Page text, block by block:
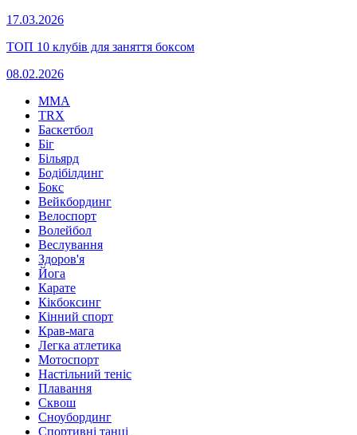
17.03.2026
ТОП 10 клубів для заняття боксом
08.02.2026
MMA
TRX
Баскетбол
Біг
Більярд
Бодібілдинг
Бокс
Вейкбординг
Велоспорт
Волейбол
Веслування
Здоров'я
Йога
Карате
Кікбоксинг
Кінний спорт
Крав-мага
Легка атлетика
Мотоспорт
Настільний теніс
Плавання
Сквош
Сноубординг
Спортивні танці